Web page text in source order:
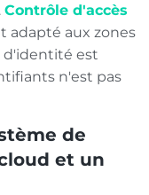
Contrôle d'accès
adapté aux zones
d'identité est
n'est pas
de
et un